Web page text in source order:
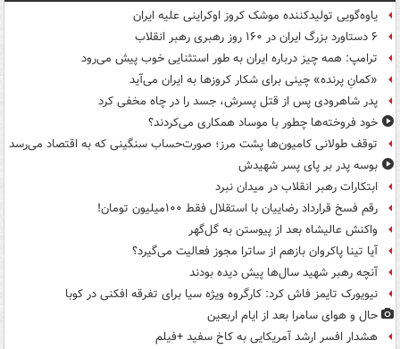
یاوه‌گویی تولیدکننده موشک کروز اوکراینی علیه ایران
۶ دستاورد بزرگ ایران در ۱۶۰ روز رهبری رهبر انقلاب
ترامپ: همه چیز درباره ایران به طور استثنایی خوب پیش می‌رود
«کمانِ پرنده» چینی برای شکار کروزها به ایران می‌آید
پدر شاهرودی پس از قتل پسرش، جسد را در چاه مخفی کرد
خود فروخته‌ها چطور با موساد همکاری می‌کردند؟
توقف طولانی کامیون‌ها پشت مرز؛ صورت‌حساب سنگینی که به اقتصاد می‌رسد
بوسه‌ پدر بر پای پسر شهیدش
ابتکارات رهبر انقلاب در میدان نبرد
رقم فسخ قرارداد رضاییان با استقلال فقط ۱۰۰میلیون تومان!
واکنش عالیشاه بعد از پیوستن به گل‌گهر
آیا تینا پاکروان بازهم از ساترا مجوز فعالیت می‌گیرد؟
آنچه رهبر شهید سال‌ها پیش دیده بودند
نیویورک تایمز فاش کرد: کارگروه ویژه سیا برای تفرقه افکنی در کوبا
حال و هوای سامرا بعد از ایام اربعین
هشدار افسر ارشد آمریکایی به کاخ سفید +فیلم